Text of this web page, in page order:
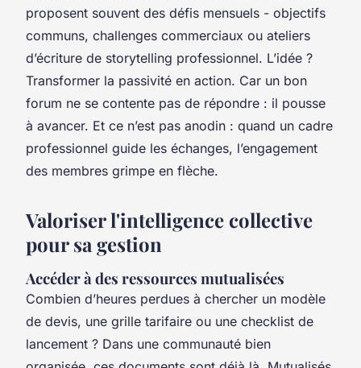
proposent souvent des défis mensuels - objectifs
communs, challenges commerciaux ou ateliers
d’écriture de storytelling professionnel. L’idée ?
Transformer la passivité en action. Car un bon
forum ne se contente pas de répondre : il pousse
à avancer. Et ce n’est pas anodin : quand un cadre
professionnel guide les échanges, l’engagement
des membres grimpe en flèche.
Valoriser l'intelligence collective
pour sa gestion
Accéder à des ressources mutualisées
Combien d’heures perdues à chercher un modèle
de devis, une grille tarifaire ou une checklist de
lancement ? Dans une communauté bien